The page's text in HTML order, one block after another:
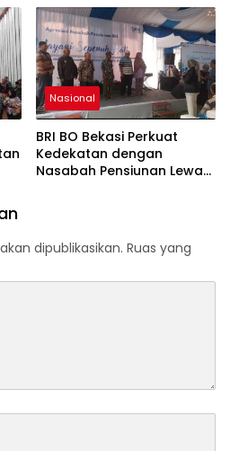
Bintan
Nasional
BRI BO Bekasi Perkuat
Kedekatan dengan
Nasabah Pensiunan Lewat
dipublikasikan. Ruas yang